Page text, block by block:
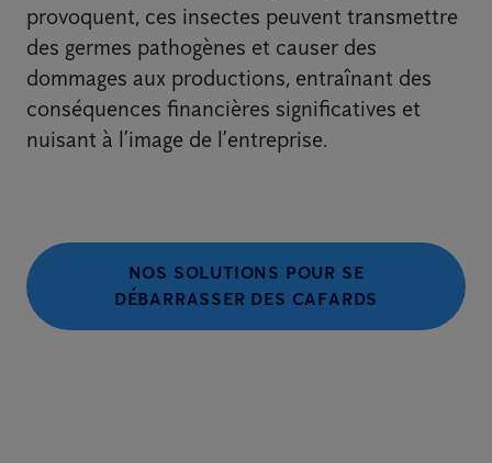
provoquent, ces insectes peuvent transmettre
des germes pathogènes et causer des
dommages aux productions, entraînant des
conséquences financières significatives et
nuisant à l’image de l’entreprise.
NOS SOLUTIONS POUR SE
DÉBARRASSER DES CAFARDS